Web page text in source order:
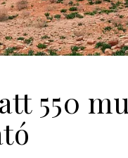
550